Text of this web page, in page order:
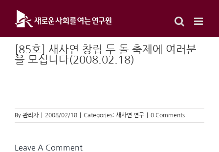
content
[85호] 새사연 창립 두 돌 축제에 여러분
을 모십니다(2008.02.18)
By 관리자 2008/02/18 Categories: 새사연 연구 0 Comments
Leave A Comment